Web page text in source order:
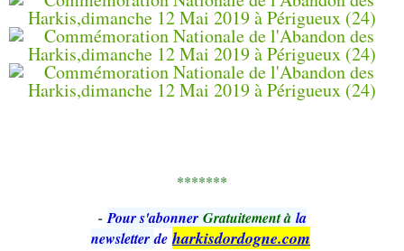
*******
- Pour s'abonner Gratuitement à la
newsletter de harkisdordogne.com